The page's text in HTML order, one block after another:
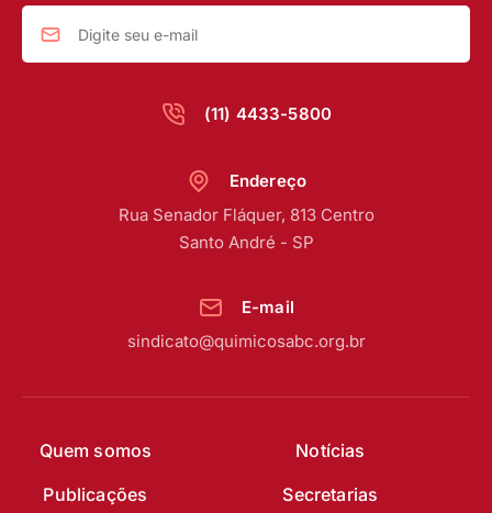
(11) 4433-5800
Quem somos
Notícias
Publicações
Secretarias
Endereço
Rua Senador Fláquer, 813 Centro
Santo André - SP
E-mail
sindicato@quimicosabc.org.br